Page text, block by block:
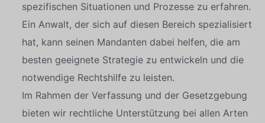
spezifischen Situationen und Prozesse zu erfahren.
Ein Anwalt, der sich auf diesen Bereich spezialisiert
hat, kann seinen Mandanten dabei helfen, die am
besten geeignete Strategie zu entwickeln und die
notwendige Rechtshilfe zu leisten.
Im Rahmen der Verfassung und der Gesetzgebung
bieten wir rechtliche Unterstützung bei allen Arten